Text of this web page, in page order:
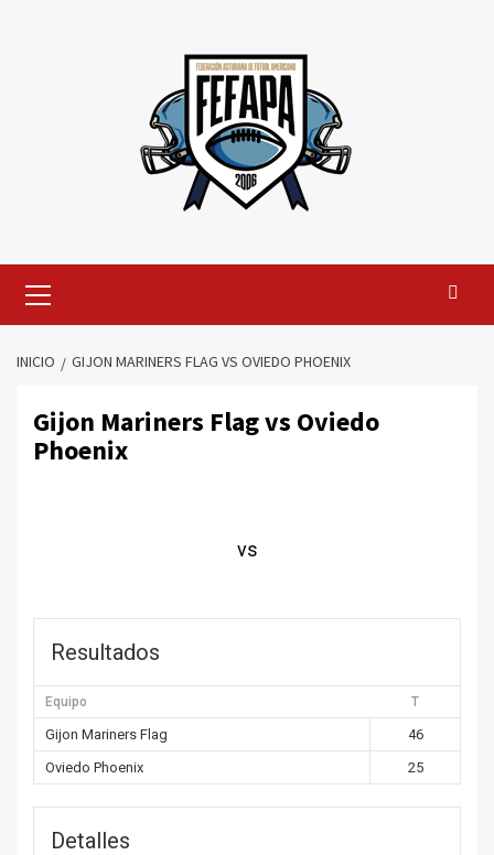
primario
INICIO GIJON MARINERS FLAG VS OVIEDO PHOENIX
Gijon Mariners Flag vs Oviedo
Phoenix
vs
Resultados
Equipo T
Gijon Mariners Flag
46
Oviedo Phoenix
25
Detalles